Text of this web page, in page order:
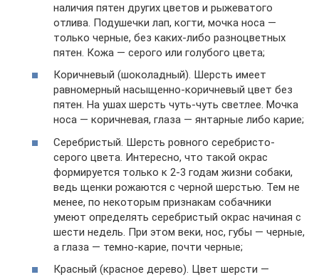
наличия пятен других цветов и рыжеватого
отлива. Подушечки лап, когти, мочка носа —
только черные, без каких-либо разноцветных
пятен. Кожа — серого или голубого цвета;
Коричневый (шоколадный). Шерсть имеет
равномерный насыщенно-коричневый цвет без
пятен. На ушах шерсть чуть-чуть светлее. Мочка
носа — коричневая, глаза — янтарные либо карие;
Серебристый. Шерсть ровного серебристо-
серого цвета. Интересно, что такой окрас
формируется только к 2-3 годам жизни собаки,
ведь щенки рожаются с черной шерстью. Тем не
менее, по некоторым признакам собачники
умеют определять серебристый окрас начиная с
шести недель. При этом веки, нос, губы — черные,
а глаза — темно-карие, почти черные;
Красный (красное дерево). Цвет шерсти —